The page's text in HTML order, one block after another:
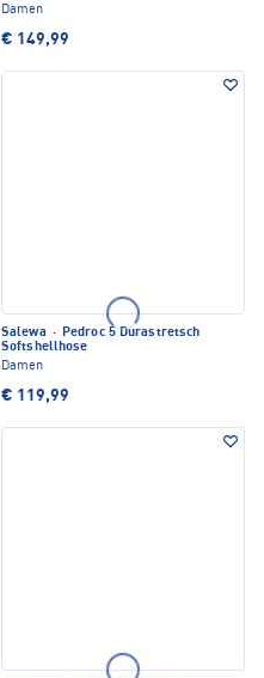
Damen
€ 149,99
Salewa · Pedroc 5 Durastretsch
Softshellhose
Damen
€ 119,99